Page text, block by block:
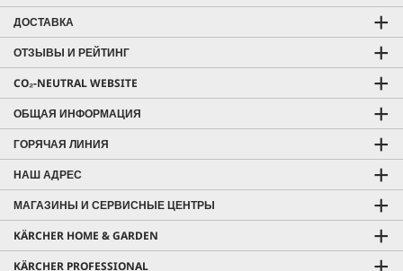
ДОСТАВКА
ОТЗЫВЫ И РЕЙТИНГ
CO₂-NEUTRAL WEBSITE
ОБЩАЯ ИНФОРМАЦИЯ
ГОРЯЧАЯ ЛИНИЯ
НАШ АДРЕС
МАГАЗИНЫ И СЕРВИСНЫЕ ЦЕНТРЫ
KÄRCHER HOME & GARDEN
KÄRCHER PROFESSIONAL